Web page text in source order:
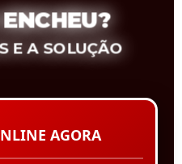
E A SOLUÇÃO
AGORA